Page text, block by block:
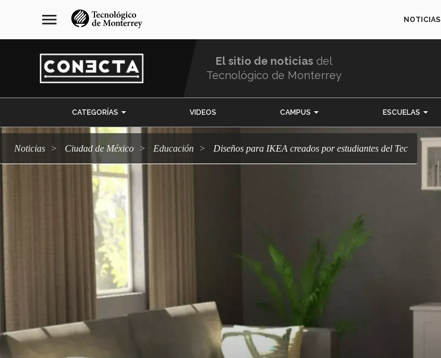
navegación
principal
menu NOTICIAS
El sitio de noticias del
Tecnológico de Monterrey
CATEGORÍAS VIDEOS CAMPUS ESCUELAS
Noticias Ciudad de México Educación Diseños para IKEA creados por estudiantes del Tec